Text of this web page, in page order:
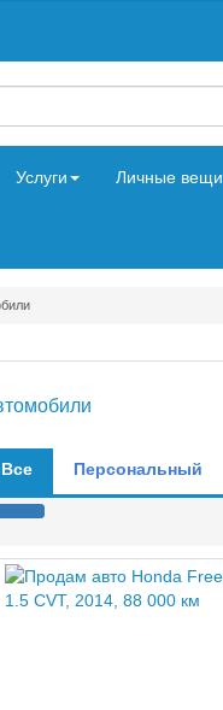
Услуги Личные вещи
Все Персональный